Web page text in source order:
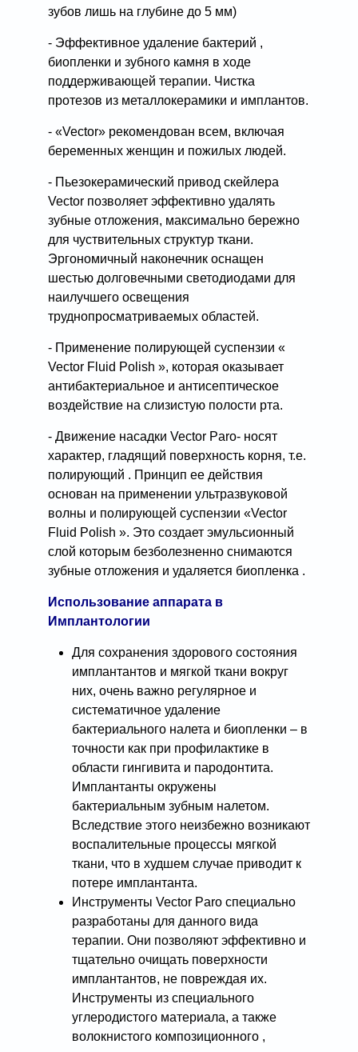
зубов лишь на глубине до 5 мм)
- Эффективное удаление бактерий ,
биопленки и зубного камня в ходе
поддерживающей терапии. Чистка
протезов из металлокерамики и имплантов.
- «Vector» рекомендован всем, включая
беременных женщин и пожилых людей.
- Пьезокерамический привод скейлера
Vector позволяет эффективно удалять
зубные отложения, максимально бережно
для чуствительных структур ткани.
Эргономичный наконечник оснащен
шестью долговечными светодиодами для
наилучшего освещения
труднопросматриваемых областей.
- Применение полирующей суспензии «
Vector Fluid Polish », которая оказывает
антибактериальное и антисептическое
воздействие на слизистую полости рта.
- Движение насадки Vector Paro- носят
характер, гладящий поверхность корня, т.е.
полирующий . Принцип ее действия
основан на применении ультразвуковой
волны и полирующей суспензии «Vector
Fluid Polish ». Это создает эмульсионный
слой которым безболезненно снимаются
зубные отложения и удаляется биопленка .
Использование аппарата в
Имплантологии
Для сохранения здорового состояния
имплантантов и мягкой ткани вокруг
них, очень важно регулярное и
систематичное удаление
бактериального налета и биопленки – в
точности как при профилактике в
области гингивита и пародонтита.
Имплантанты окружены
бактериальным зубным налетом.
Вследствие этого неизбежно возникают
воспалительные процессы мягкой
ткани, что в худшем случае приводит к
потере имплантанта.
Инструменты Vector Paro специально
разработаны для данного вида
терапии. Они позволяют эффективно и
тщательно очищать поверхности
имплантантов, не повреждая их.
Инструменты из специального
углеродистого материала, а также
волокнистого композиционного ,